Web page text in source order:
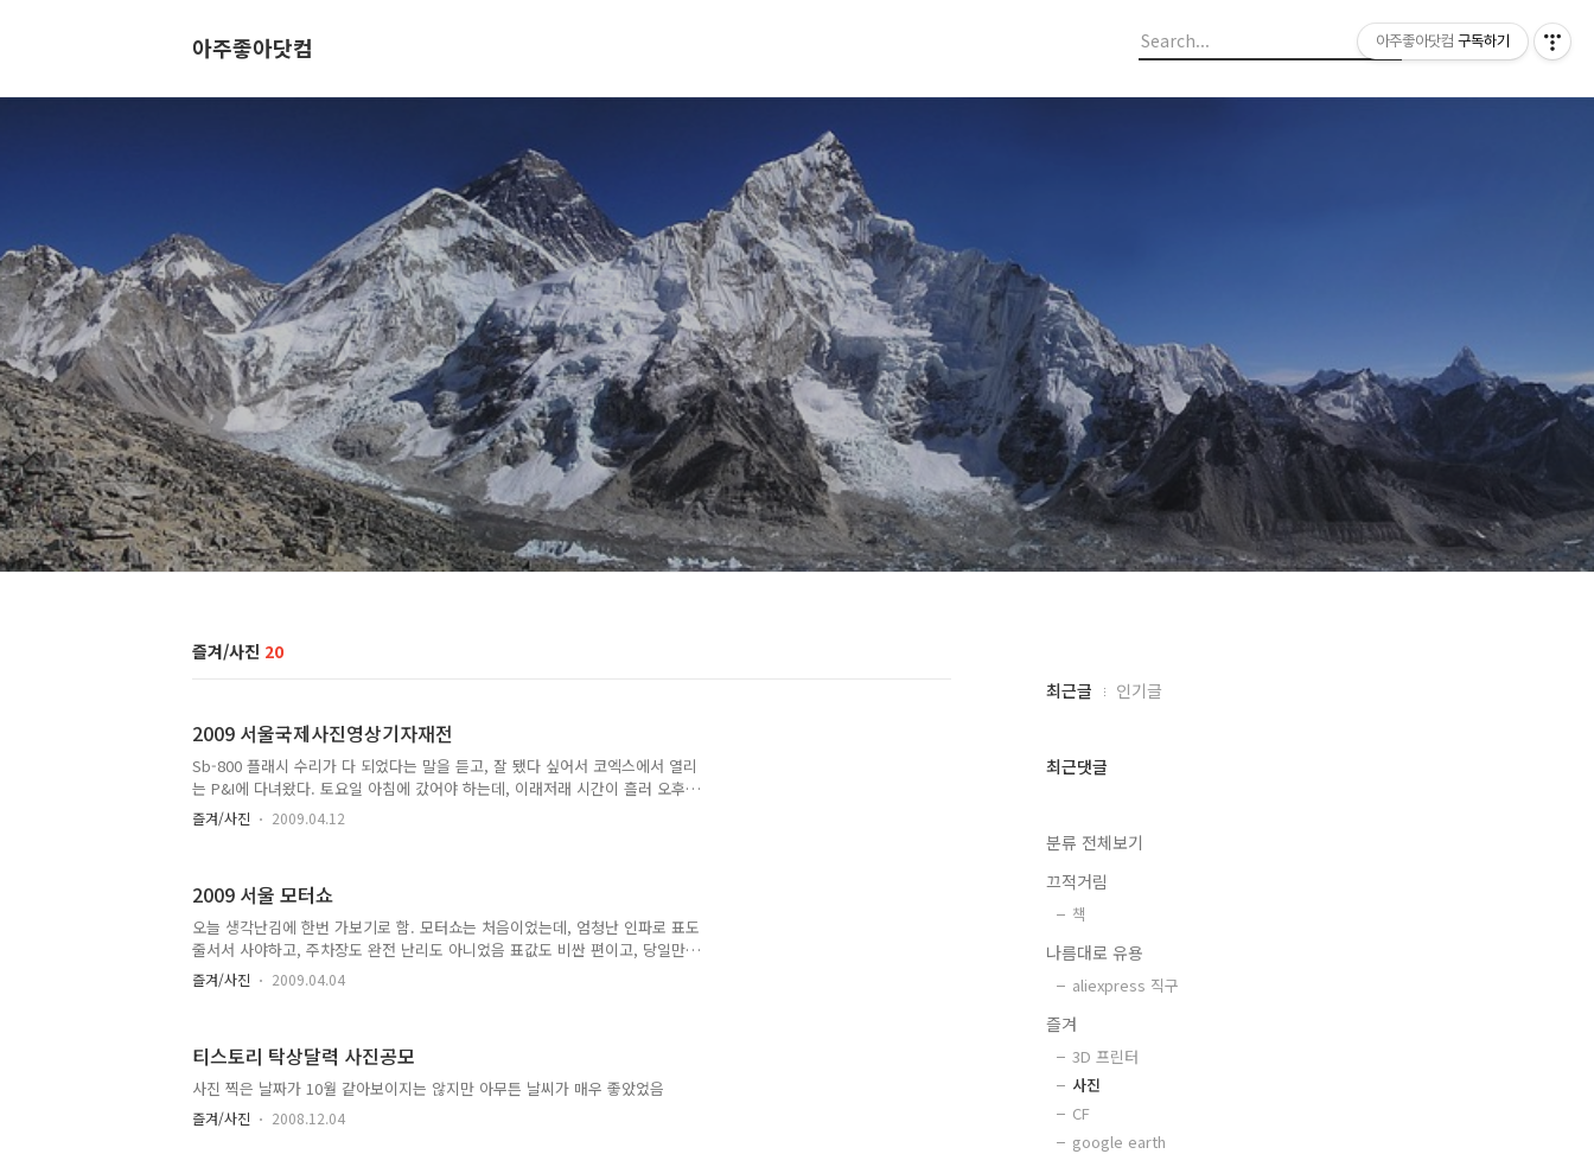
아주좋아닷컴
즐겨/사진 20
2009 서울국제사진영상기자재전
Sb-800 플래시 수리가 다 되었다는 말을 듣고, 잘 됐다 싶어서 코엑스에서 열리
는 P&I에 다녀왔다. 토요일 아침에 갔어야 하는데, 이래저래 시간이 흘러 오후에
갔더니만 사람들 정말 많았다 -_-; 대형 카메라 제조사 외의 부스들은 대부분 액
자, 프린터, 가방 및 삼각대, 렌즈, 인화지등을 판매하는데, 사실 삼각대, 렌즈만
음. 특히 모델들 있는 곳 ^^; 시그마 200-500m F2.8 렌즈는 정말 크더라. 게다
가 포커스도 매우 잘 맞고, 다음 기회에는 좀 더 자세히 살펴봤으면 좋겠음. 이것
도 기다리는 사람이 많아서 두어번 찍어보고 내려와야 했..
즐겨/사진 2009.04.12
2009 서울 모터쇼
오늘 생각난김에 한번 가보기로 함. 모터쇼는 처음이었는데, 엄청난 인파로 표도
줄서서 사야하고, 주차장도 완전 난리도 아니었음 표값도 비싼 편이고, 당일만
가능한 것이라서 다음날 보고 싶으면 또 다시 표를 구매해야 함. 다른 전시회는
안그랬던 것 같은데 -_-; 가장 괜찮았던 부스는 GM대우임. 이렇게 마케팅을 열심
리고 그룹이름은 모르겠지만 여자 3분이서 나오셔서 공연하시는 것도 인상 깊었
음. 다른 업체들은 뭐 차에 그냥 모델들 세워놓고,, 별다른 볼거리는 없음. 사진
배경에 다른 사람 얼굴이 나온것은 올리기 꺼림직해서 모델만 나온 사진으로 올
려 봄. ..
즐겨/사진 2009.04.04
티스토리 탁상달력 사진공모
사진 찍은 날짜가 10월 같아보이지는 않지만 아무튼 날씨가 매우 좋았었음
즐겨/사진 2008.12.04
최
과
글
최근글 인기글
최근댓글
분류 전체보기
끄적거림
책
나름대로 유용
aliexpress 직구
즐겨
3D 프린터
사진
CF
google earth
아주좋아닷컴 구독하기